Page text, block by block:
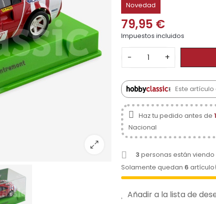
Novedad
79,95 €
Impuestos incluidos
− +
Este
Haz tu pedido antes de
Nacional
3 personas están
Solamente quedan 6
Añadir a la lista de